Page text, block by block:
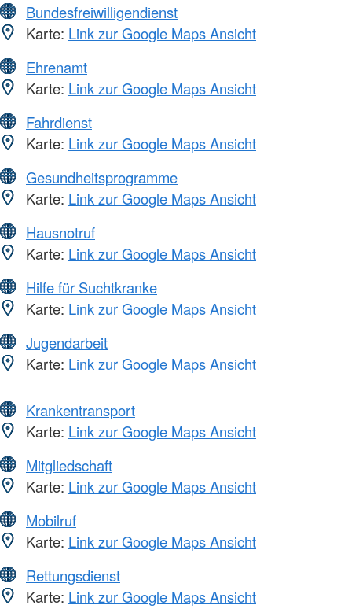
Bundesfreiwilligendienst
Karte: Link zur Google Maps Ansicht
Ehrenamt
Karte: Link zur Google Maps Ansicht
Fahrdienst
Karte: Link zur Google Maps Ansicht
Gesundheitsprogramme
Karte: Link zur Google Maps Ansicht
Hausnotruf
Karte: Link zur Google Maps Ansicht
Hilfe für Suchtkranke
Karte: Link zur Google Maps Ansicht
Jugendarbeit
Karte: Link zur Google Maps Ansicht
Krankentransport
Karte: Link zur Google Maps Ansicht
Mitgliedschaft
Karte: Link zur Google Maps Ansicht
Mobilruf
Karte: Link zur Google Maps Ansicht
Rettungsdienst
Karte: Link zur Google Maps Ansicht